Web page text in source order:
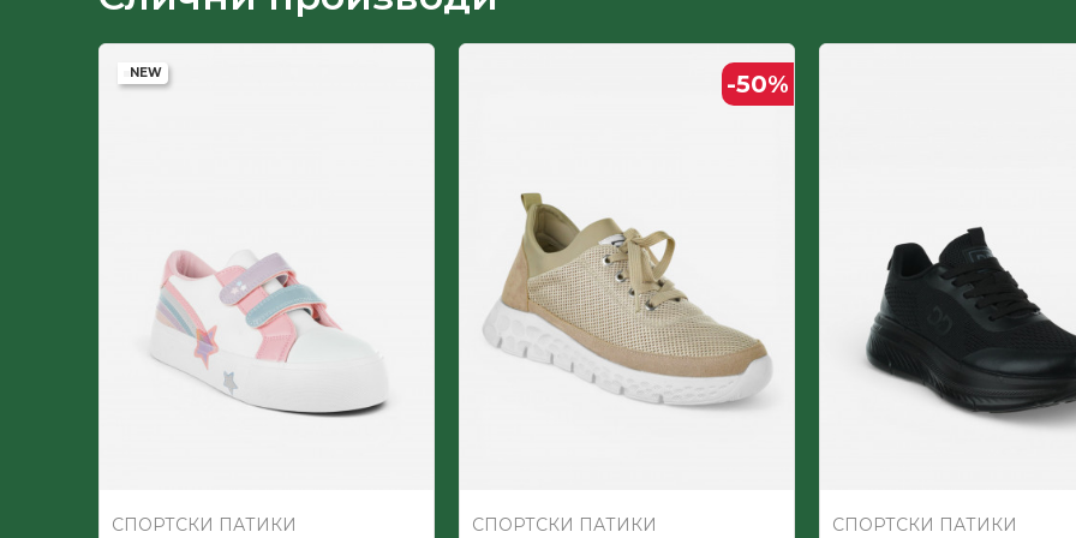
NEW
СПОРТСКИ ПАТИКИ
-50%
СПОРТСКИ ПАТИКИ СПОРТСКИ ПАТИКИ